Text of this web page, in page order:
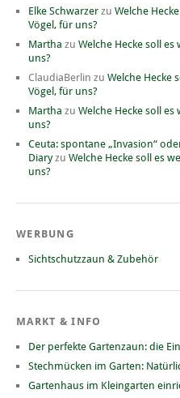
Elke Schwarzer zu Welche
Vögel, für uns?
Martha zu Welche Hecke soll
uns?
ClaudiaBerlin zu Welche Hecke
Vögel, für uns?
Martha zu Welche Hecke soll
uns?
Ceuta: spontane „Invasion“
Diaryzu Welche Hecke soll es
uns?
WERBUNG
Sichtschutzzaun & Zubehör
MARKT & INFO
Der perfekte Gartenzaun: die
Stechmücken im Garten:
Gartenhaus im Kleingarten